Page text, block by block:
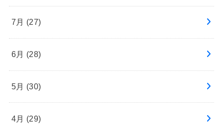
7月 (27)
6月 (28)
5月 (30)
4月 (29)